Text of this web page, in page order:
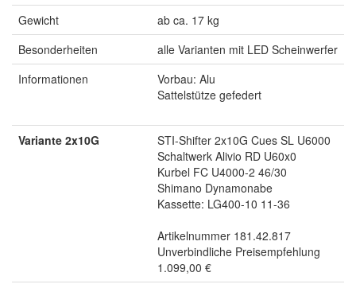
Gewicht
ab ca. 17 kg
Besonderheiten
alle Varianten mit LED Scheinwerfer
Informationen
Vorbau: Alu
Sattelstütze gefedert
Variante 2x10G
STI-Shifter 2x10G Cues SL U6000
Schaltwerk Alivio RD U60x0
Kurbel FC U4000-2 46/30
Shimano Dynamonabe
Kassette: LG400-10 11-36
Artikelnummer 181.42.817
Unverbindliche Preisempfehlung
1.099,00 €